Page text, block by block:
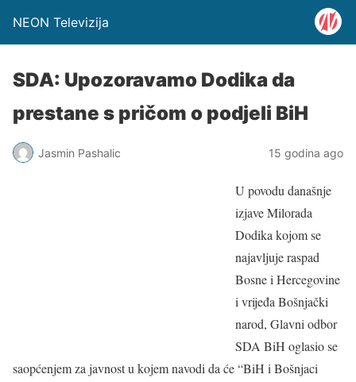
NEON Televizija
SDA: Upozoravamo Dodika da
prestane s pričom o podjeli BiH
Jasmin Pashalic 15 godina ago
U povodu današnje
izjave Milorada
Dodika kojom se
najavljuje raspad
Bosne i Hercegovine
i vrijeđa Bošnjački
narod, Glavni odbor
SDA BiH oglasio se
saopćenjem za javnost u kojem navodi da će “BiH i Bošnjaci